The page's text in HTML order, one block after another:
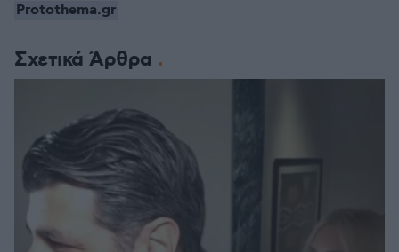
Σχετικά Άρθρα
Protothema.gr